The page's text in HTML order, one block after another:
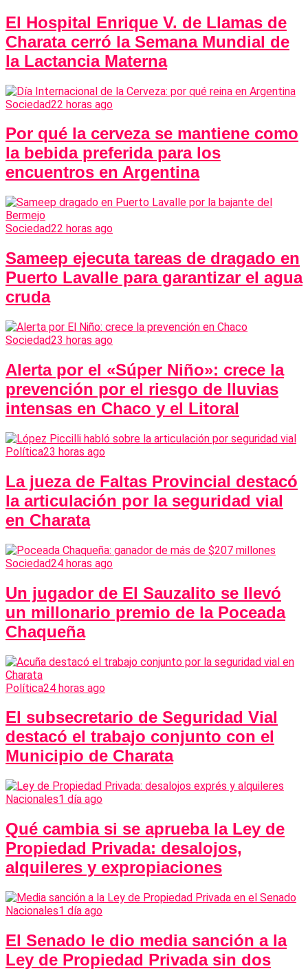
El Hospital Enrique V. de Llamas de
Charata cerró la Semana Mundial de
la Lactancia Materna
Sociedad22 horas ago
Por qué la cerveza se mantiene como
la bebida preferida para los
encuentros en Argentina
Sociedad22 horas ago
Sameep ejecuta tareas de dragado en
Puerto Lavalle para garantizar el agua
cruda
Sociedad23 horas ago
Alerta por el «Súper Niño»: crece la
prevención por el riesgo de lluvias
intensas en Chaco y el Litoral
Política23 horas ago
La jueza de Faltas Provincial destacó
la articulación por la seguridad vial
en Charata
Sociedad24 horas ago
Un jugador de El Sauzalito se llevó
un millonario premio de la Poceada
Chaqueña
Política24 horas ago
El subsecretario de Seguridad Vial
destacó el trabajo conjunto con el
Municipio de Charata
Nacionales1 día ago
Qué cambia si se aprueba la Ley de
Propiedad Privada: desalojos,
alquileres y expropiaciones
Nacionales1 día ago
El Senado le dio media sanción a la
Ley de Propiedad Privada sin dos